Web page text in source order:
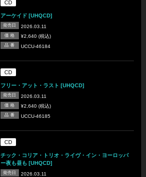
CD
アーケイド [UHQCD]
発売日 2026.03.11
価 格 ¥2,640 (税込)
品 番 UCCU-46184
CD
フリー・アット・ラスト [UHQCD]
発売日 2026.03.11
価 格 ¥2,640 (税込)
品 番 UCCU-46185
CD
チック・コリア・トリオ・ライヴ・イン・ヨーロッパ
ー夜も昼も [UHQCD]
発売日 2026.03.11